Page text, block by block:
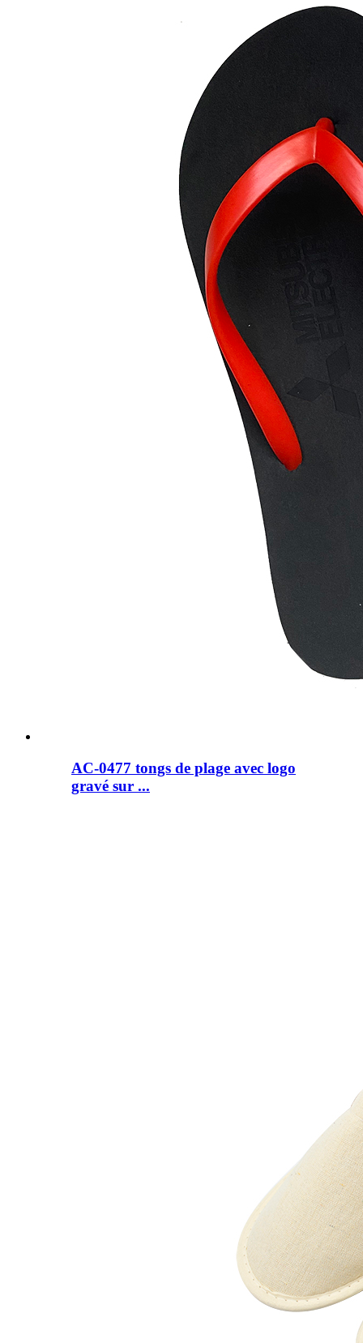
AC-0477 tongs de plage avec logo
gravé sur ...